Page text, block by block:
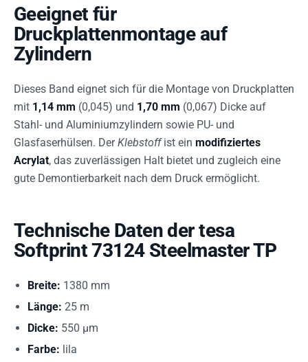
Geeignet für
Druckplattenmontage auf
Zylindern
Dieses Band eignet sich für die Montage von Druckplatten
mit 1,14 mm (0,045) und 1,70 mm (0,067) Dicke auf
Stahl- und Aluminiumzylindern sowie PU- und
Glasfaserhülsen. DerKlebstoffist ein modifiziertes
Acrylat, das zuverlässigen Halt bietet und zugleich eine
gute Demontierbarkeit nach dem Druck ermöglicht.
Technische Daten der tesa
Softprint 73124 Steelmaster TP
Breite: 1380 mm
Länge: 25 m
Dicke: 550 µm
Farbe: lila